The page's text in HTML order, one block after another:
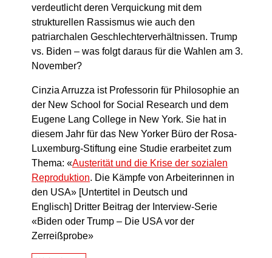
verdeutlicht deren Verquickung mit dem
strukturellen Rassismus wie auch den
patriarchalen Geschlechterverhältnissen. Trump
vs. Biden – was folgt daraus für die Wahlen am 3.
November?
Cinzia Arruzza ist Professorin für Philosophie an
der New School for Social Research und dem
Eugene Lang College in New York. Sie hat in
diesem Jahr für das New Yorker Büro der Rosa-
Luxemburg-Stiftung eine Studie erarbeitet zum
Thema: «Austerität und die Krise der sozialen
Reproduktion. Die Kämpfe von Arbeiterinnen in
den USA» [Untertitel in Deutsch und
Englisch] Dritter Beitrag der Interview-Serie
«Biden oder Trump – Die USA vor der
Zerreißprobe»